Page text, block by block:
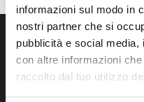
informazioni sul modo in
nostri partner che si
pubblicità e social media,
con altre informazioni
raccolto dal tuo utilizzo
Iscriviti alla
Ricevi subito uno sconto del